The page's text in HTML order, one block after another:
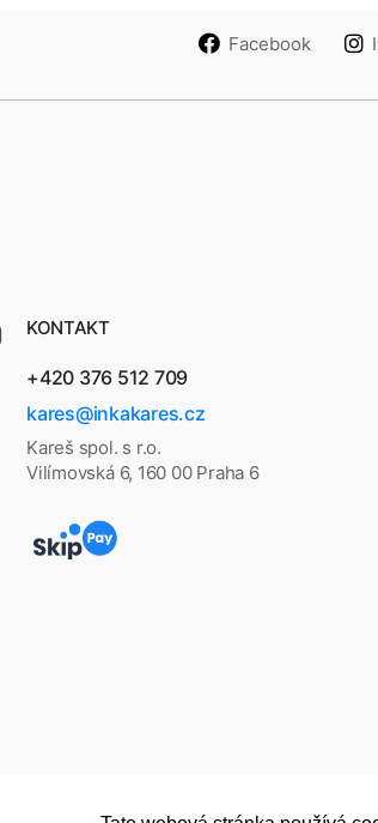
Facebook
KONTAKT
+420 376 512 709
kares@inkakares.cz
Kareš spol. s r.o.
Vilímovská 6, 160 00 Praha 6